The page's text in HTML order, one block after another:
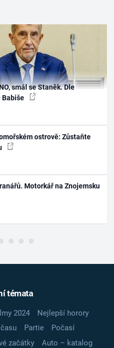
smál se Staněk. Dle
Babiše
ostrově: Zůstaňte
Motorkář na Znojemsku
témata
2024
Nejlepší horory
Partie
Počasí
začátky
Auto – katalog